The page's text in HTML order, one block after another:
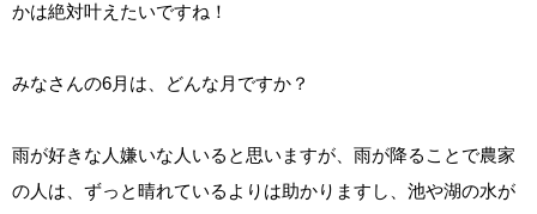
かは絶対叶えたいですね！
みなさんの6月は、どんな月ですか？
雨が好きな人嫌いな人いると思いますが、雨が降ることで農家
の人は、ずっと晴れているよりは助かりますし、池や湖の水が